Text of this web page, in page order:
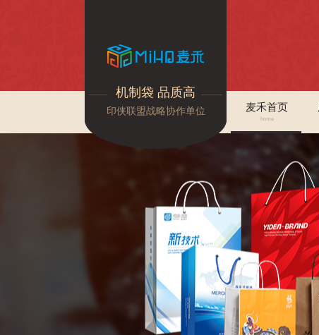
机制袋 品质高
印侠联盟战略协作单位 麦禾首页
home